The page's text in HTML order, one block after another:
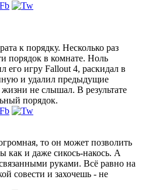
к порядку. Несколько раз
порядок в комнате. Ноль
его игру Fallout 4, раскидал в
и удалил предыдущие
не слышал. В результате
порядок.
то он может позволить
как и даже сикось-накось. А
руками. Всё равно на
совести и захочешь - не